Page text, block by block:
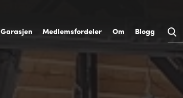
Garasjen Medlemsfordeler Om Blogg